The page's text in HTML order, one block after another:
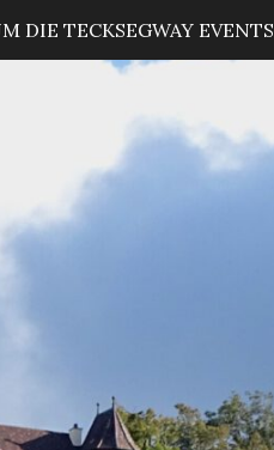
DIE TECKSEGWAY EVENTS